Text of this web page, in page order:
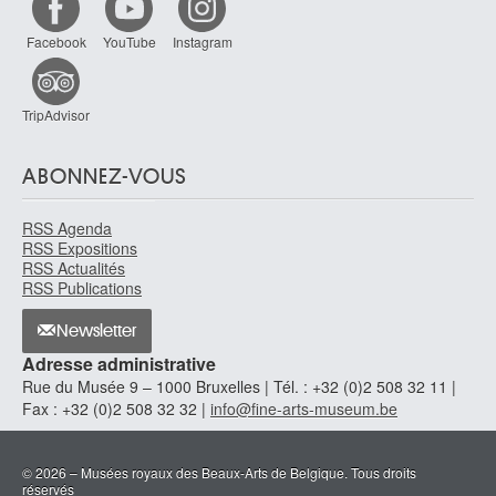
Flouquet Pierre-Louis
Paris (France) 1900 - Bruxelles 1967
Foelix Heinrich
? 1757 - Ehrenbreitstein / Koblenz, Rhénanie-Palatinat (Allemagne) 1821
Follot Paul [LOANed Artworks]
Folon Jean-Michel
Uccle / Bruxelles 1934 - Monaco 2005
Fontaine C
Fontaine Gustave
Etterbeek / Bruxelles 1877 - Bruxelles 1952
Fontana Lucio
Rosario, Santa Fé (Argentine) 1899 - Varèse (Italie) 1968
Reims, Marne (France) 1852 - Paris (France) 1931
Facebook YouTube Instagram
TripAdvisor
ABONNEZ-VOUS
RSS Agenda
RSS Expositions
RSS Actualités
RSS Publications
Newsletter
Adresse administrative
Rue du Musée 9 – 1000 Bruxelles | Tél. : +32 (0)2 508 32 11 |
Fax : +32 (0)2 508 32 32 | info@fine-arts-museum.be
© 2026 – Musées royaux des Beaux-Arts de Belgique. Tous droits
réservés